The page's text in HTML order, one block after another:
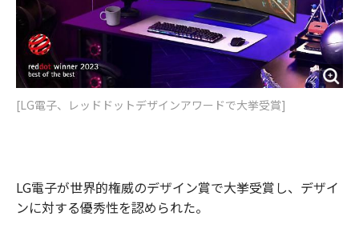
[LG電子、レッドドットデザインアワードで大挙受賞]
LG電子が世界的権威のデザイン賞で大挙受賞し、デザイ
ンに対する優秀性を認められた。